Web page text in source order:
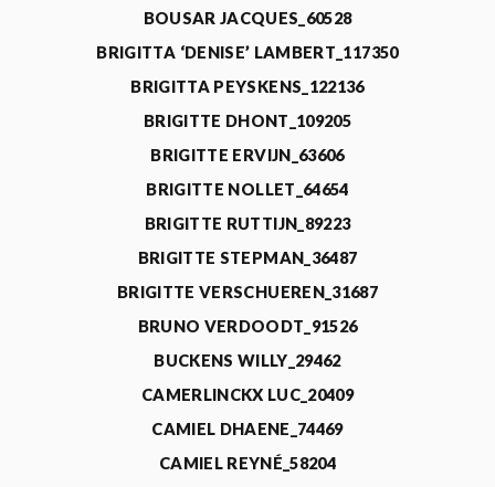
BOUSAR JACQUES_60528
BRIGITTA ‘DENISE’ LAMBERT_117350
BRIGITTA PEYSKENS_122136
BRIGITTE DHONT_109205
BRIGITTE ERVIJN_63606
BRIGITTE NOLLET_64654
BRIGITTE RUTTIJN_89223
BRIGITTE STEPMAN_36487
BRIGITTE VERSCHUEREN_31687
BRUNO VERDOODT_91526
BUCKENS WILLY_29462
CAMERLINCKX LUC_20409
CAMIEL DHAENE_74469
CAMIEL REYNÉ_58204